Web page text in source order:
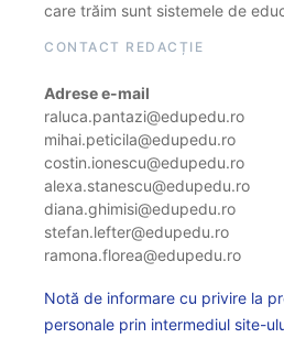
care trăim sunt sistemele de
CONTACT REDACȚIE
Adrese e-mail
raluca.pantazi@edupedu.ro
mihai.peticila@edupedu.ro
costin.ionescu@edupedu.ro
alexa.stanescu@edupedu.ro
diana.ghimisi@edupedu.ro
stefan.lefter@edupedu.ro
ramona.florea@edupedu.ro
Notă de informare cu privire la
personale prin intermediul site-